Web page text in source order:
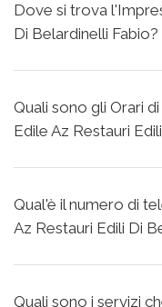
Dove si trova
Di Belardinelli Fabio?
Quali sono gli Orari
Edile Az Restauri
Qual'è il numero di
Az Restauri Edili Di
Quali sono i servizi